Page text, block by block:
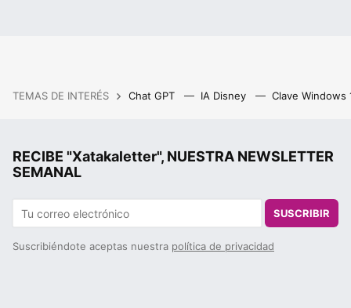
TEMAS DE INTERÉS Chat GPT IA Disney Clave Windows
RECIBE "Xatakaletter", NUESTRA NEWSLETTER
SEMANAL
SUSCRIBIR
Suscribiéndote aceptas nuestra política de privacidad